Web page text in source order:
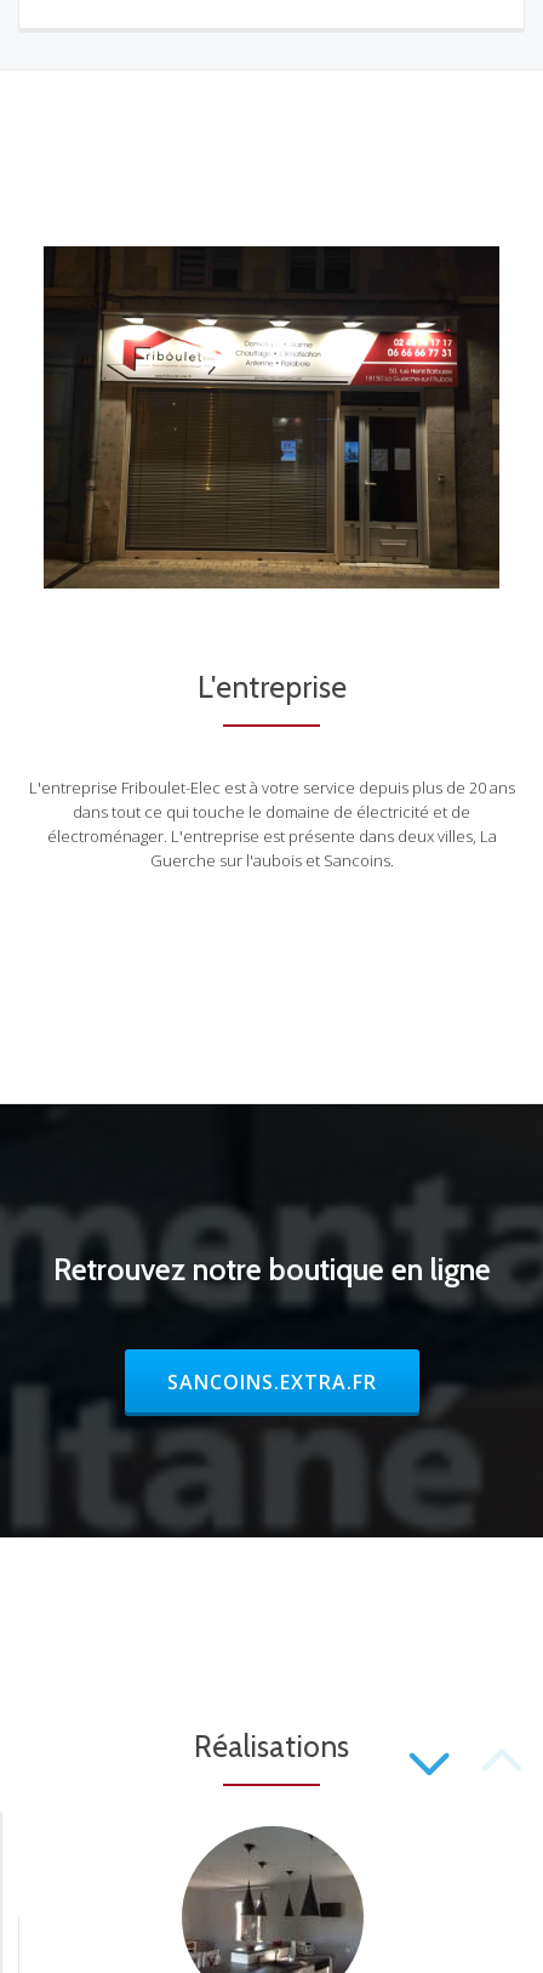
L'entreprise
L'entreprise Friboulet-Elec est à votre service depuis plus de 20 ans
dans tout ce qui touche le domaine de électricité et de
électroménager. L'entreprise est présente dans deux villes, La
Guerche sur l'aubois et Sancoins.
Retrouvez notre boutique en ligne
RIBBON BUTTON
SANCOINS.EXTRA.FR
Réalisations